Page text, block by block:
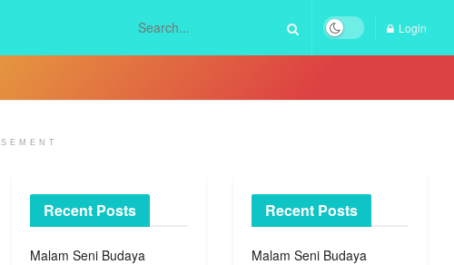
Login
Recent Posts
Malam Seni Budaya
Recent Posts
Malam Seni Budaya